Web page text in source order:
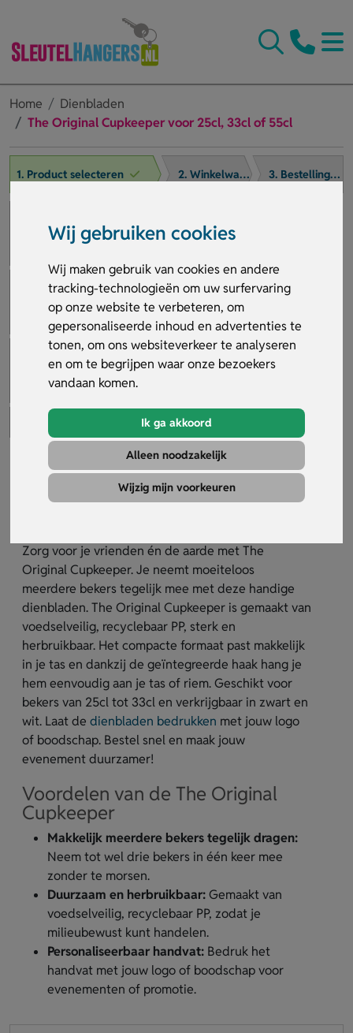
Wij gebruiken cookies
Wij maken gebruik van cookies en andere
tracking-technologieën om uw surfervaring
op onze website te verbeteren, om
gepersonaliseerde inhoud en advertenties te
tonen, om ons websiteverkeer te analyseren
en om te begrijpen waar onze bezoekers
vandaan komen.
Ik ga akkoord
Alleen noodzakelijk
Wijzig mijn voorkeuren
Home
Dienbladen
The Original Cupkeeper voor 25cl, 33cl of 55cl
1. Product selecteren 2. Winkelwagen 3. Bestelling afronden
The Original Cupkeeper voor 25cl,
33cl of 55cl
Zorg voor je vrienden én de aarde met The
Original Cupkeeper. Je neemt moeiteloos
meerdere bekers tegelijk mee met deze handige
dienbladen. The Original Cupkeeper is gemaakt van
voedselveilig, recyclebaar PP, sterk en
herbruikbaar. Het compacte formaat past makkelijk
in je tas en dankzij de geïntegreerde haak hang je
hem eenvoudig aan je tas of riem. Geschikt voor
bekers van 25cl tot 33cl en verkrijgbaar in zwart en
wit. Laat de dienbladen bedrukken met jouw logo
of boodschap. Bestel snel en maak jouw
evenement duurzamer!
Voordelen van de The Original
Cupkeeper
Makkelijk meerdere bekers tegelijk dragen:
Neem tot wel drie bekers in één keer mee
zonder te morsen.
Duurzaam en herbruikbaar:Gemaakt van
voedselveilig, recyclebaar PP, zodat je
milieubewust kunt handelen.
Personaliseerbaar handvat: Bedruk het
handvat met jouw logo of boodschap voor
evenementen of promotie.